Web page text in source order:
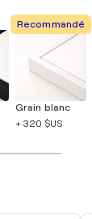
Recommandé
Grain blanc
+ 320 $US